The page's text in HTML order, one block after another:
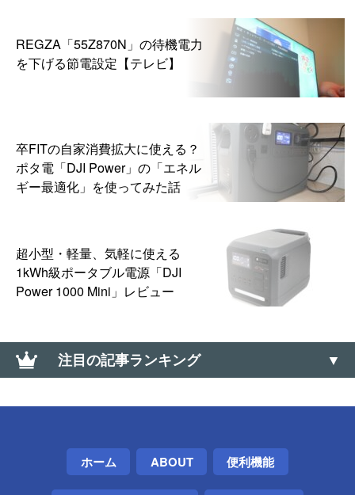
REGZA「55Z870N」の待機電力
を下げる節電設定【テレビ】
卒FITの自家消費拡大に使える？
ポタ電「DJI Power」の「エネル
ギー最適化」を使ってみた話
超小型・軽量、気軽に使える
1kWh級ポータブル電源「DJI
Power 1000 Mini」レビュー
注目の記事ランキング
【ドミノ・ピザ】Lサイズ半額クーポンが当たる「ミ
ステリーディール」はLINE・メルマガ配信前でも挑
戦できる
ホーム ABOUT 便利機能